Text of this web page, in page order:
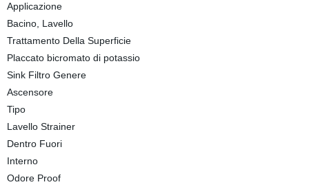
Applicazione
Bacino, Lavello
Trattamento Della Superficie
Placcato bicromato di potassio
Sink Filtro Genere
Ascensore
Tipo
Lavello Strainer
Dentro Fuori
Interno
Odore Proof